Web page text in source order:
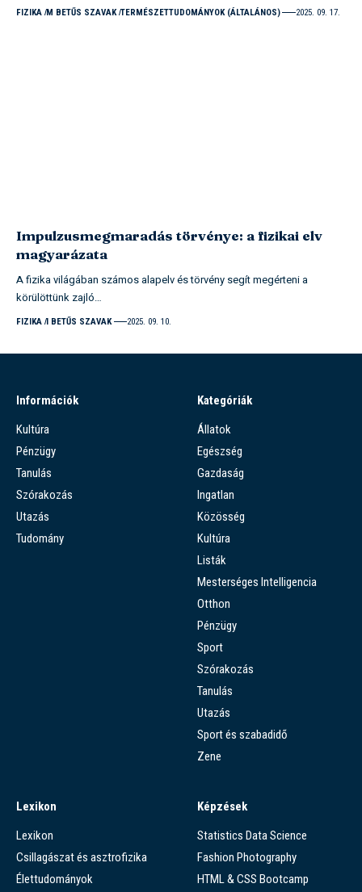
FIZIKA M BETŰS SZAVAK TERMÉSZETTUDOMÁNYOK (ÁLTALÁNOS) 2025. 09. 17.
Impulzusmegmaradás törvénye: a fizikai elv
magyarázata
A fizika világában számos alapelv és törvény segít megérteni a
körülöttünk zajló…
FIZIKA I BETŰS SZAVAK 2025. 09. 10.
Információk
Kultúra
Pénzügy
Tanulás
Szórakozás
Utazás
Tudomány
Kategóriák
Állatok
Egészség
Gazdaság
Ingatlan
Közösség
Kultúra
Listák
Mesterséges Intelligencia
Otthon
Pénzügy
Sport
Szórakozás
Tanulás
Utazás
Sport és szabadidő
Zene
Lexikon
Lexikon
Csillagászat és asztrofizika
Élettudományok
Képzések
Statistics Data Science
Fashion Photography
HTML & CSS Bootcamp